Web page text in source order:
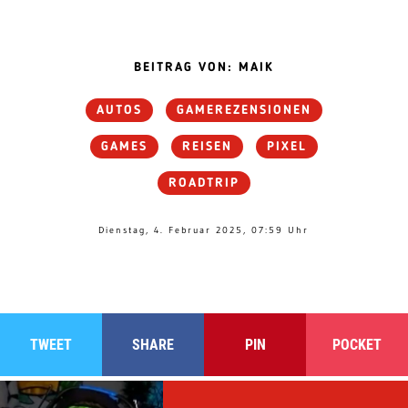
BEITRAG VON: MAIK
AUTOS GAMEREZENSIONEN
GAMES REISEN PIXEL
ROADTRIP
Dienstag, 4. Februar 2025, 07:59 Uhr
TWEET SHARE PIN POCKET